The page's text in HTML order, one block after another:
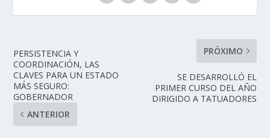
PERSISTENCIA Y
COORDINACIÓN, LAS
CLAVES PARA UN ESTADO
MÁS SEGURO:
GOBERNADOR
ANTERIOR
PRÓXIMO
SE DESARROLLÓ EL
PRIMER CURSO DEL AÑO
DIRIGIDO A TATUADORES